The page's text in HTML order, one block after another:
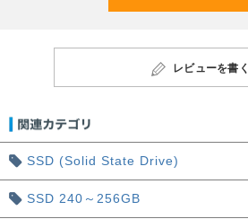
レビューを書く
SSD (Solid State Drive)
SSD 240～256GB